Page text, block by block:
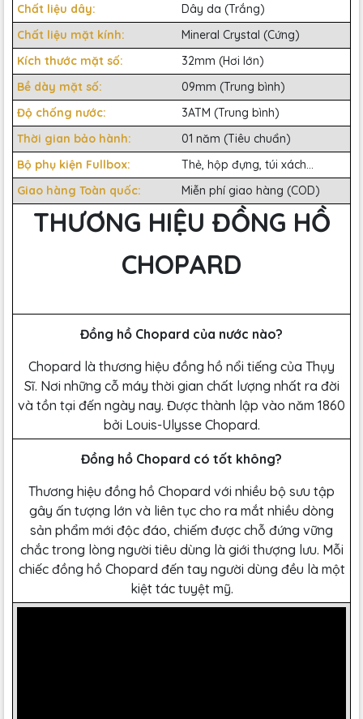
Chất liệu dây:
Dây da (Trắng)
Chất liệu mặt kính:
Mineral Crystal (Cứng)
Kích thước mặt số:
32mm (Hơi lớn)
Bề dày mặt số:
09mm (Trung bình)
Độ chống nước:
3ATM (Trung bình)
Thời gian bảo hành:
01 năm (Tiêu chuẩn)
Bộ phụ kiện Fullbox:
Thẻ, hộp đựng, túi xách...
Giao hàng Toàn quốc:
Miễn phí giao hàng (COD)
THƯƠNG HIỆU ĐỒNG HỒ
CHOPARD
Đồng hồ Chopard của nước nào?
Chopard là thương hiệu đồng hồ nổi tiếng của Thụy
Sĩ. Nơi những cỗ máy thời gian chất lượng nhất ra đời
và tồn tại đến ngày nay. Được thành lập vào năm 1860
bởi Louis-Ulysse Chopard.
Đồng hồ Chopard có tốt không?
Thương hiệu đồng hồ Chopard với nhiều bộ sưu tập
gây ấn tượng lớn và liên tục cho ra mắt nhiều dòng
sản phẩm mới độc đáo, chiếm được chỗ đứng vững
chắc trong lòng người tiêu dùng là giới thượng lưu. Mỗi
chiếc đồng hồ Chopard đến tay người dùng đều là một
kiệt tác tuyệt mỹ.